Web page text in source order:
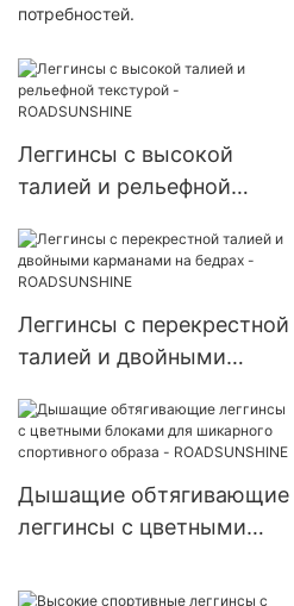
потребностей.
Леггинсы с высокой
талией и рельефной
ROADSUNSHINE
Леггинсы с перекрестной
талией и двойными
ROADSUNSHINE
Дышащие обтягивающие
леггинсы с цветными
спортивного образа -